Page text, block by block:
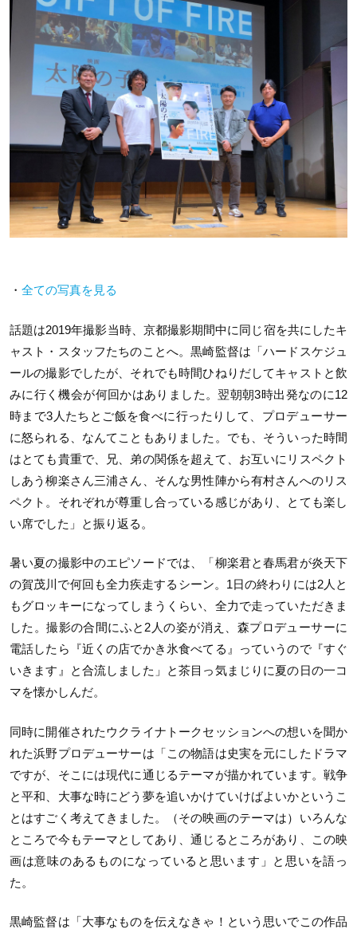
・ 全ての写真を見る
話題は2019年撮影当時、京都撮影期間中に同じ宿を共にしたキ
ャスト・スタッフたちのことへ。黒崎監督は「ハードスケジュ
ールの撮影でしたが、それでも時間ひねりだしてキャストと飲
みに行く機会が何回かはありました。翌朝朝3時出発なのに12
時まで3人たちとご飯を食べに行ったりして、プロデューサー
に怒られる、なんてこともありました。でも、そういった時間
はとても貴重で、兄、弟の関係を超えて、お互いにリスペクト
しあう柳楽さん三浦さん、そんな男性陣から有村さんへのリス
ペクト。それぞれが尊重し合っている感じがあり、とても楽し
い席でした」と振り返る。
暑い夏の撮影中のエピソードでは、「柳楽君と春馬君が炎天下
の賀茂川で何回も全力疾走するシーン。1日の終わりには2人と
もグロッキーになってしまうくらい、全力で走っていただきま
した。撮影の合間にふと2人の姿が消え、森プロデューサーに
電話したら『近くの店でかき氷食べてる』っていうので『すぐ
いきます』と合流しました」と茶目っ気まじりに夏の日の一コ
マを懐かしんだ。
同時に開催されたウクライナトークセッションへの想いを聞か
れた浜野プロデューサーは「この物語は史実を元にしたドラマ
ですが、そこには現代に通じるテーマが描かれています。戦争
と平和、大事な時にどう夢を追いかけていけばよいかというこ
とはすごく考えてきました。（その映画のテーマは）いろんな
ところで今もテーマとしてあり、通じるところがあり、この映
画は意味のあるものになっていると思います」と思いを語っ
た。
黒崎監督は「大事なものを伝えなきゃ！という思いでこの作品